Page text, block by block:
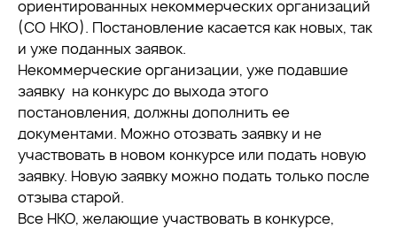
ориентированных некоммерческих организаций
(СО НКО). Постановление касается как новых, так
и уже поданных заявок.
Некоммерческие организации, уже подавшие
заявку на конкурс до выхода этого
постановления, должны дополнить ее
документами. Можно отозвать заявку и не
участвовать в новом конкурсе или подать новую
заявку. Новую заявку можно подать только после
отзыва старой.
Все НКО, желающие участвовать в конкурсе,